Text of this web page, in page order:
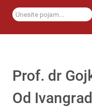
traži...
Prof. dr
Od